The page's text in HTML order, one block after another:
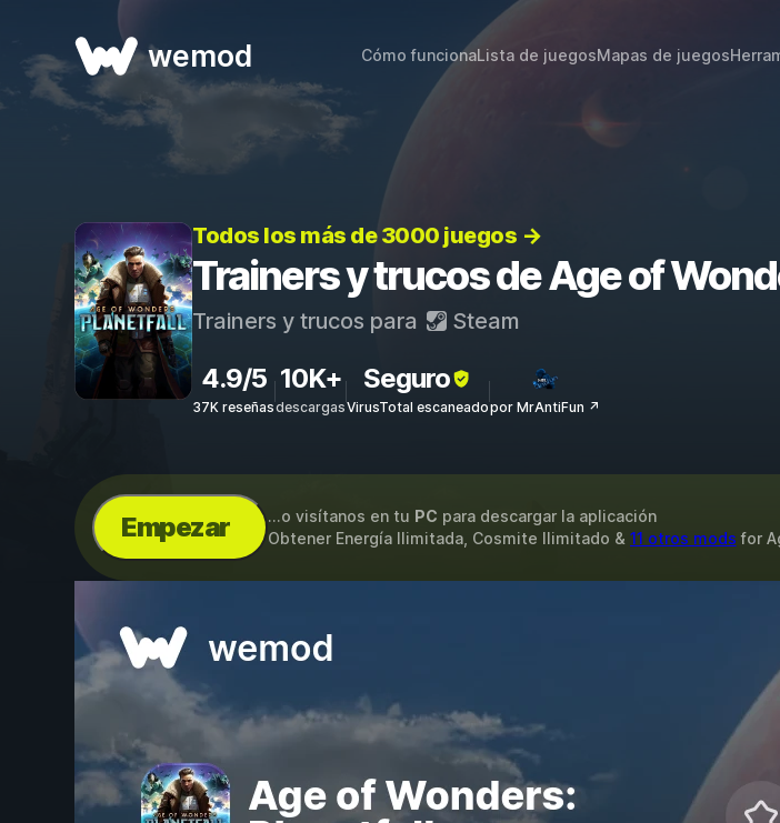
wemod Cómo funcionaLista de juegosMapas de juegos
Todos los más de 3000 juegos →
Trainers y trucos de Age of
Trainers y trucos para Steam
4.9/5
37K reseñas
10K+
descargas
Seguro
VirusTotal escaneadopor MrAntiFun ↗
Empezar ...o visítanos en tu PC para descargar la aplicación
Obtener Energía Ilimitada, Cosmite Ilimitado & 11 otros mods for